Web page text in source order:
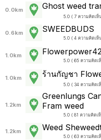
0.0km Ghost weed
5.0 ( 7 ความคิดเห็
0.6km SWEEDBUDS
5.0 ( 4 ความคิดเห็
1.0km
5.0 ( 65 ความคิดเ
1.0km ร้านกัญชา
5.0 ( 34 ความคิดเ
1.2km
Greenlungs
Fram weed
5.0 ( 81 ความคิดเ
1.2km Weed
5.0 ( 63 ความคิดเ